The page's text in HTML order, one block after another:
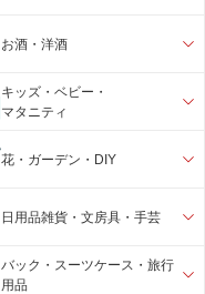
お酒・洋酒
キッズ・ベビー・
マタニティ
花・ガーデン・DIY
日用品雑貨・文房具・手芸
バック・スーツケース・旅行
用品